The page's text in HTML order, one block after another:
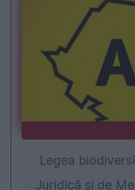
Legea
Juridică și de